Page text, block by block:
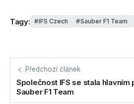
Tagy: IFS Czech Sauber F1 Team
Předchozí článek
Společnost IFS se stala hlavním
Sauber F1 Team